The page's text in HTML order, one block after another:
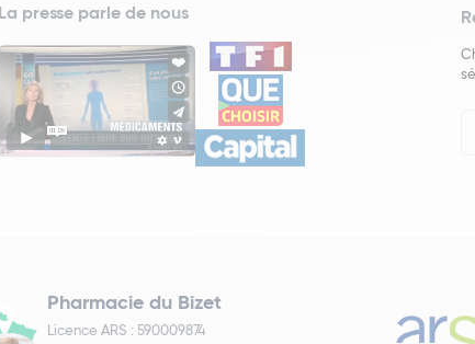
La presse parle de nous
Pharmacie du Bizet
Licence ARS : 590009874